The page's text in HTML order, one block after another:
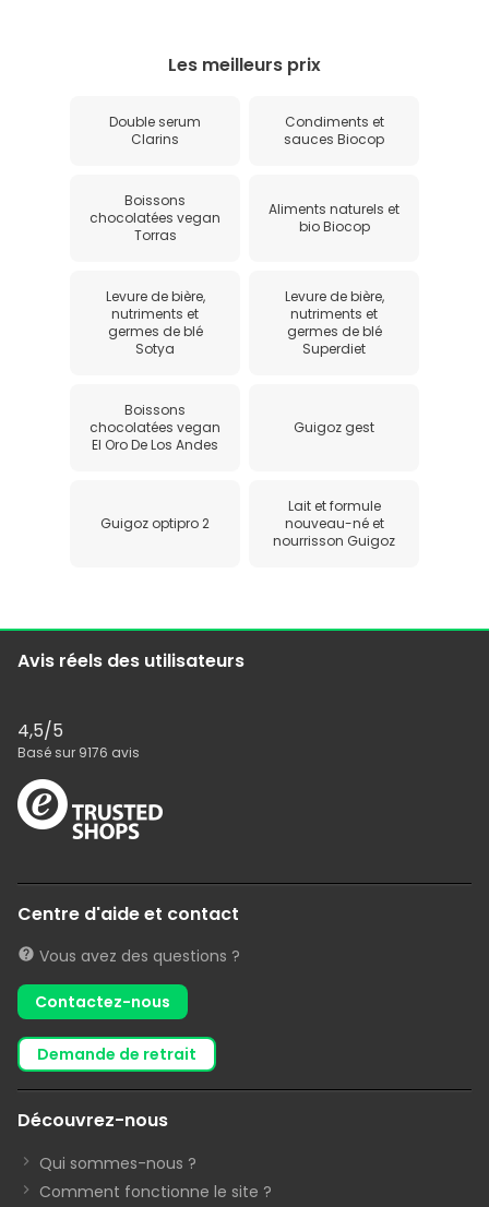
Les meilleurs prix
Double serum
Clarins
Condiments et
sauces Biocop
Boissons
chocolatées vegan
Torras
Aliments naturels et
bio Biocop
Levure de bière,
nutriments et
germes de blé
Sotya
Levure de bière,
nutriments et
germes de blé
Superdiet
Boissons
chocolatées vegan
El Oro De Los Andes
Guigoz gest
Guigoz optipro 2
Lait et formule
nouveau-né et
nourrisson Guigoz
Avis réels des utilisateurs
4,5/5
Basé sur 9176 avis
Centre d'aide et contact
Vous avez des questions ?
Contactez-nous
demande de retrait
Découvrez-nous
Qui sommes-nous ?
Comment fonctionne le site ?